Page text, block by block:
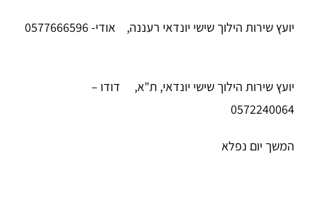
יועץ שירות הילוך שישי יונדאי רעננה, אודי- 0577666596
יועץ שירות הילוך שישי יונדאי, ת"א, דודו –
0572240064
המשך יום נפלא